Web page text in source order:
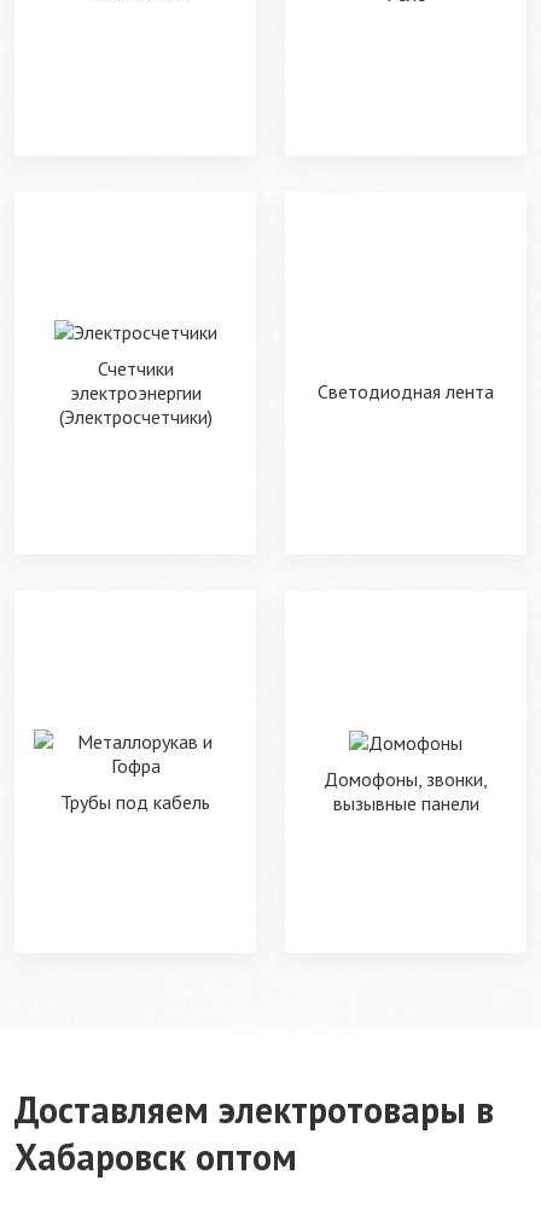
Счетчики
электроэнергии
(Электросчетчики)
Светодиодная лента
Трубы под кабель
Домофоны, звонки,
вызывные панели
Доставляем электротовары в
Хабаровск оптом